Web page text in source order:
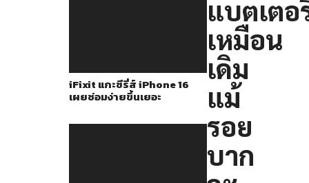
iFixit แกะซีรี่ส์ iPhone 16
เผยซ่อมง่ายขึ้นเยอะ
แบตเตอ
เหมือน
เดิม
แม้
รอย
บาก
คงจะ
หงุดหงิด
ที่
มัน
ไม่
สามารถ
แสดง
เปอร์เซ็นต์